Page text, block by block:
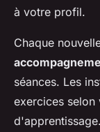
à votre profil.
Chaque
séances. Les
exercices